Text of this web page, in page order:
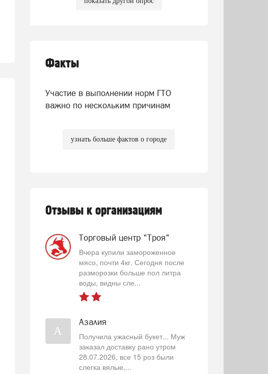
Факты
Участие в выполнении норм ГТО
важно по нескольким причинам
узнать больше фактов о городе
Отзывы к организациям
Торговый центр "Троя"
Вчера купили замороженное
мясо, почти 4кг. Сегодня после
разморозки больше пол литра
воды, видны сле...
А
Азалия
Получила ужасный букет... Муж
заказал доставку рано утром
28.07.2026, все 15 роз были
слегка вялые,...